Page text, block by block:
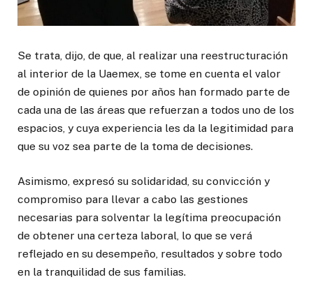
Se trata, dijo, de que, al realizar una reestructuración
al interior de la Uaemex, se tome en cuenta el valor
de opinión de quienes por años han formado parte de
cada una de las áreas que refuerzan a todos uno de los
espacios, y cuya experiencia les da la legitimidad para
que su voz sea parte de la toma de decisiones.
Asimismo, expresó su solidaridad, su convicción y
compromiso para llevar a cabo las gestiones
necesarias para solventar la legítima preocupación
de obtener una certeza laboral, lo que se verá
reflejado en su desempeño, resultados y sobre todo
en la tranquilidad de sus familias.